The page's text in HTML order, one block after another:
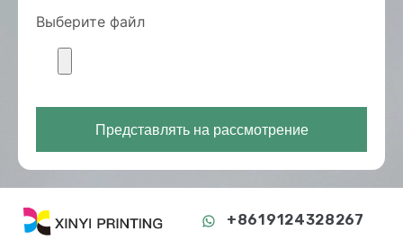
Выберите файл
Представлять на рассмотрение
+8619124328267